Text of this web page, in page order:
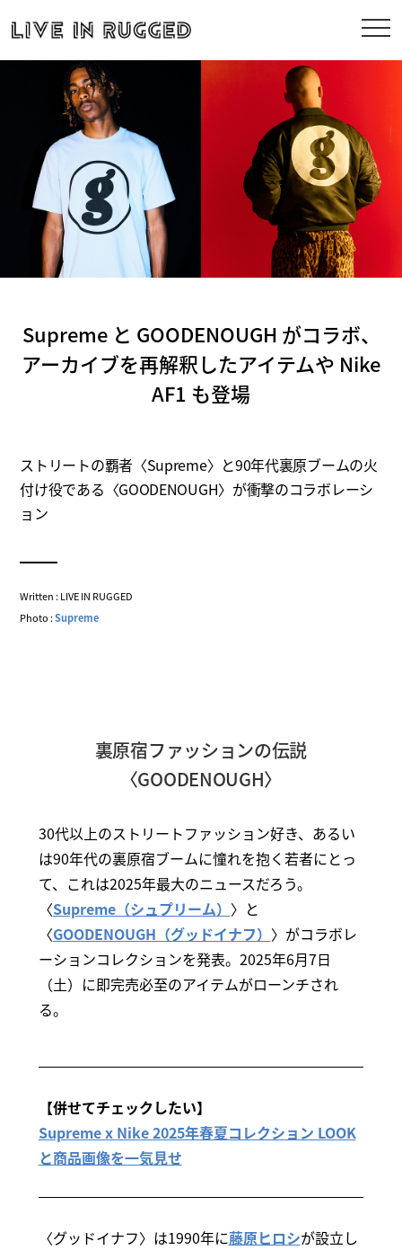
Supreme と GOODENOUGH がコラボ、
アーカイブを再解釈したアイテムや Nike
AF1 も登場
ストリートの覇者〈Supreme〉と90年代裏原ブームの火
付け役である〈GOODENOUGH〉が衝撃のコラボレーシ
ョン
Written : LIVE IN RUGGED
Photo :Supreme
裏原宿ファッションの伝説
〈GOODENOUGH〉
30代以上のストリートファッション好き、あるい
は90年代の裏原宿ブームに憧れを抱く若者にとっ
て、これは2025年最大のニュースだろう。
〈Supreme（シュプリーム） 〉と
〈GOODENOUGH（グッドイナフ） 〉がコラボレ
ーションコレクションを発表。2025年6月7日
（土）に即完売必至のアイテムがローンチされ
る。
【併せてチェックしたい】
Supreme x Nike 2025年春夏コレクション LOOK
と商品画像を一気見せ
〈グッドイナフ〉は1990年に藤原ヒロシが設立し